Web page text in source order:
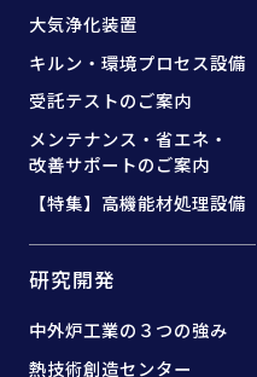
大気浄化装置
キルン・環境プロセス設備
受託テストのご案内
メンテナンス・省エネ・
改善サポートのご案内
【特集】高機能材処理設備
研究開発
中外炉工業の３つの強み
熱技術創造センター